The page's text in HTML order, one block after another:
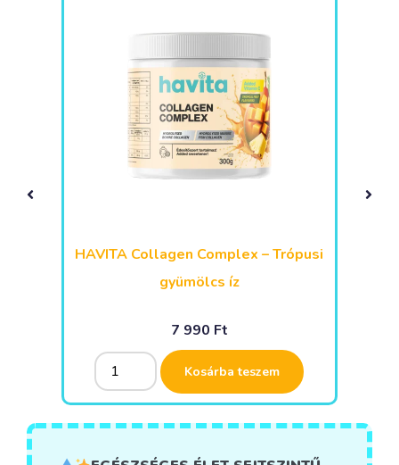
Alternative:
HAVITA Collagen Complex – Trópusi
gyümölcs íz
7 990 Ft
Kosárba teszem